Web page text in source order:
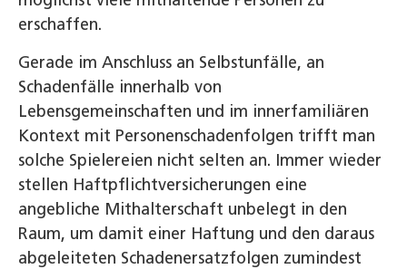
erschaffen.
Gerade im Anschluss an Selbstunfälle, an
Schadenfälle innerhalb von
Lebensgemeinschaften und im innerfamiliären
Kontext mit Personenschadenfolgen trifft man
solche Spielereien nicht selten an. Immer wieder
stellen Haftpflichtversicherungen eine
angebliche Mithalterschaft unbelegt in den
Raum, um damit einer Haftung und den daraus
abgeleiteten Schadenersatzfolgen zumindest